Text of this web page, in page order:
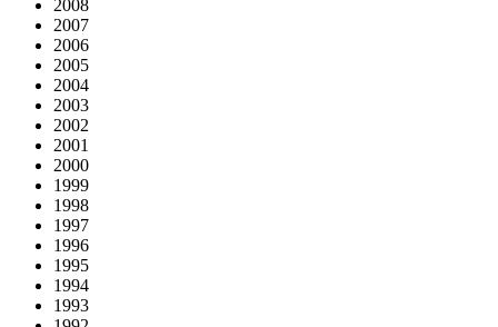
2008
2007
2006
2005
2004
2003
2002
2001
2000
1999
1998
1997
1996
1995
1994
1993